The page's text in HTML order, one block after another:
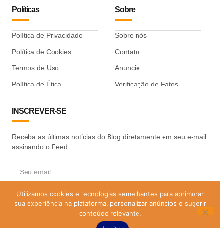
Políticas
Política de Privacidade
Política de Cookies
Termos de Uso
Política de Ética
Sobre
Sobre nós
Contato
Anuncie
Verificação de Fatos
INSCREVER-SE
Receba as últimas notícias do Blog diretamente em seu e-mail
assinando o Feed
ASSINAR
Utilizamos cookies e tecnologias semelhantes para aprimorar
sua experiência na plataforma, personalizar anúncios e sugerir
conteúdo relevante.